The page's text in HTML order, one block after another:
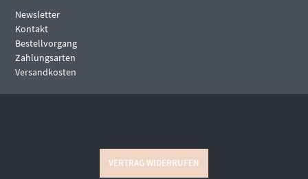
Newsletter
Kontakt
Bestellvorgang
Zahlungsarten
Versandkosten
VERTRAG WIDERRUFEN